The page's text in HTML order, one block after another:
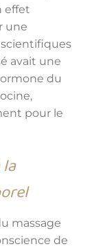
effet
une
avait une
du
pour le
massage
de